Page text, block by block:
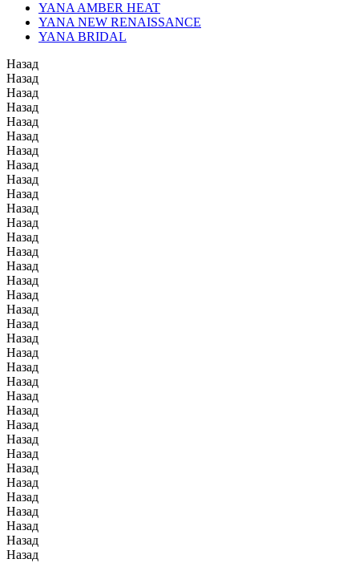
YANA AMBER HEAT
YANA NEW RENAISSANCE
YANA BRIDAL
Назад
Назад
Назад
Назад
Назад
Назад
Назад
Назад
Назад
Назад
Назад
Назад
Назад
Назад
Назад
Назад
Назад
Назад
Назад
Назад
Назад
Назад
Назад
Назад
Назад
Назад
Назад
Назад
Назад
Назад
Назад
Назад
Назад
Назад
Назад